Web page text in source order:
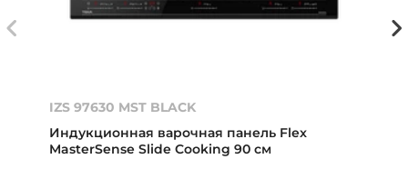
IZS 97630 MST BLACK
Индукционная варочная панель Flex
MasterSense Slide Cooking 90 см